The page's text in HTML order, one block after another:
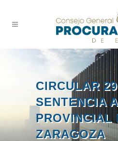
CIRCULAR
SENTENCIA
PROVINCIAL
ZARAGOZA